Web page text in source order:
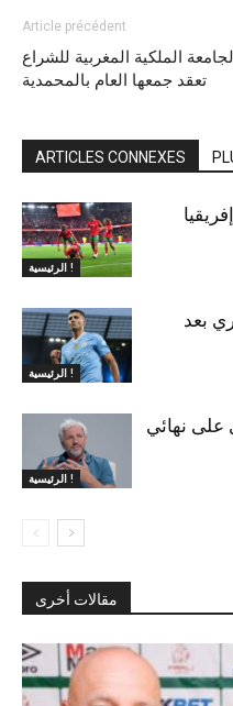
Article précédent
الملكية المغربية للشراع
تعقد جمعها العام بالمحمدية
ARTICLES CONNEXES
الرئيسية !
الرئيسية !
بعد
الرئيسية !
نهائي
مقالات أخرى